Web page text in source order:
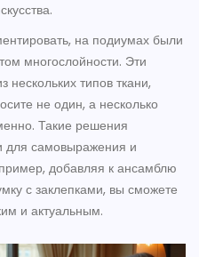
на подиумах были
многослойности. Эти
нескольких типов ткани,
не один, а несколько
Такие решения
для самовыражения и
добавляя к ансамблю
с заклепками, вы сможете
и актуальным.